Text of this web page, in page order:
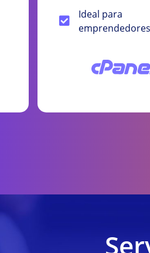
Ideal para
emprendedores